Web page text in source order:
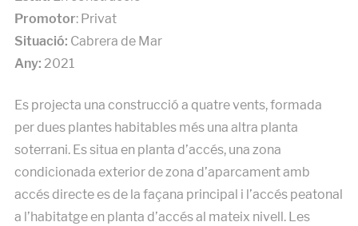
Promotor: Privat
Situació: Cabrera de Mar
Any: 2021
Es projecta una construcció a quatre vents, formada
per dues plantes habitables més una altra planta
soterrani. Es situa en planta d’accés, una zona
condicionada exterior de zona d’aparcament amb
accés directe es de la façana principal i l’accés peatonal
a l’habitatge en planta d’accés al mateix nivell. Les